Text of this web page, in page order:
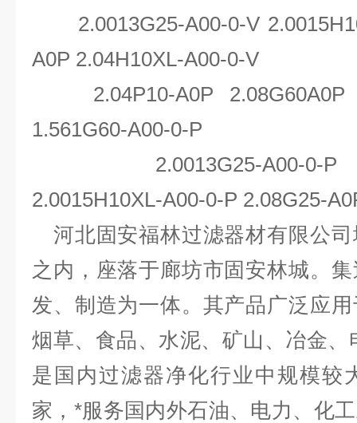
2.0013G25-A00-0-V
A0P 2.04H10XL-A00-0-V
2.04P10-A0P 2.08G60A0P
1.561G60-A00-0-P
2.0013G25-A00-0-P
2.0015H10XL-A00-0-P 2.08G25-
河北固安福林过滤器材有限公
之内，座落于廊坊市固安林城。
发、制造为一体。其产品广泛应
烟草、食品、水泥、矿山、冶金
是国内过滤器净化行业中规模较
家，*服务国内外石油、电力、化